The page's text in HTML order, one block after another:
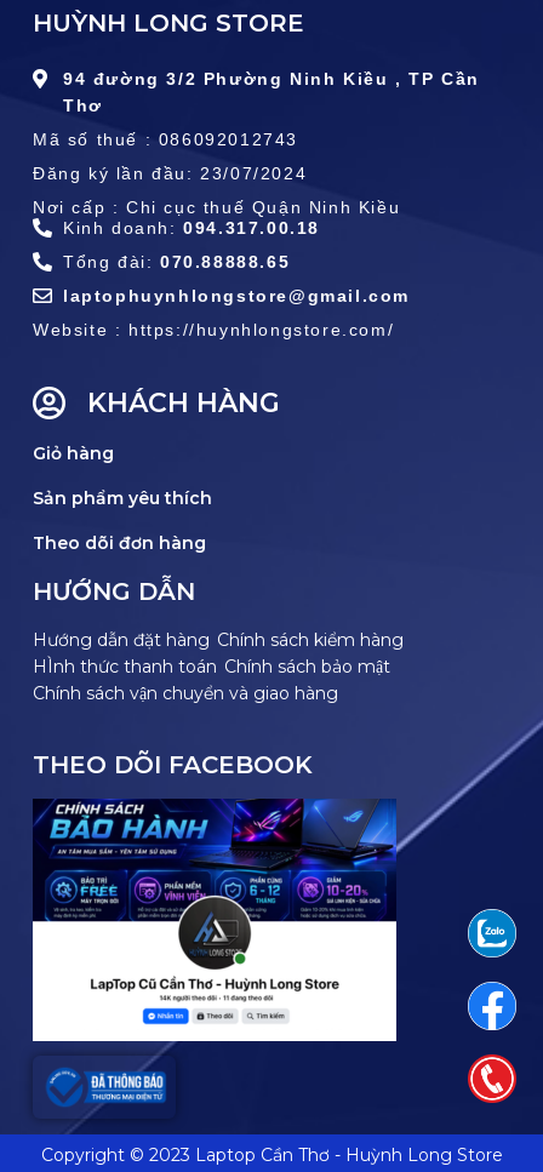
HUỲNH LONG STORE
94 đường 3/2 Phường Ninh Kiều , TP Cần
Thơ
Mã số thuế : 086092012743
Đăng ký lần đầu: 23/07/2024
Nơi cấp : Chi cục thuế Quận Ninh Kiều
Kinh doanh:094.317.00.18
Tổng đài: 070.88888.65
laptophuynhlongstore@gmail.com
Website : https://huynhlongstore.com/
KHÁCH HÀNG
Giỏ hàng
Sản phẩm yêu thích
Theo dõi đơn hàng
HƯỚNG DẪN
Hướng dẫn đặt hàng Chính sách kiểm hàng
HÌnh thức thanh toán Chính sách bảo mật
Chính sách vận chuyển và giao hàng
THEO DÕI FACEBOOK
Copyright © 2023 Laptop Cần Thơ - Huỳnh Long Store